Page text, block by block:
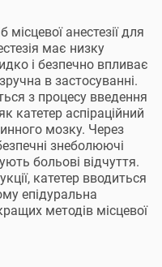
місцевої анестезії для
має низку
і безпечно впливає
в застосуванні.
з процесу введення
катетер аспіраційний
мозку. Через
знеболюючі
больові відчуття.
катетер вводиться
епідуральна
методів місцевої